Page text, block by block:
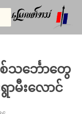
သင်္ဘောတွေ
မီးလောင်